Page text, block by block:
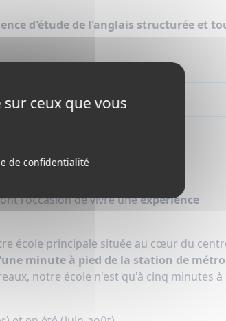
d'étude de l'anglais structurée et
l'occasion de vivre uneexpérience
école principale située au cœur du
minute à pied de la station de métro
notre école n'est qu'à cinq minutes à
ceux que vous
de confidentialité